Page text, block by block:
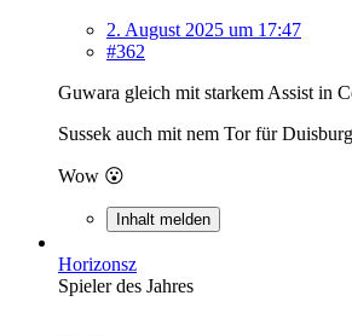
2. August 2025 um 17:47
#362
Guwara gleich mit starkem Assist in
Sussek auch mit nem Tor für
Wow 😮
Inhalt melden
Horizonsz
Spieler des Jahres